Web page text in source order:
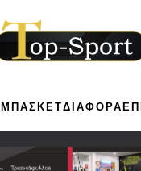
ΜΠΑΣΚΕΤΔΙΑΦΟΡΑ